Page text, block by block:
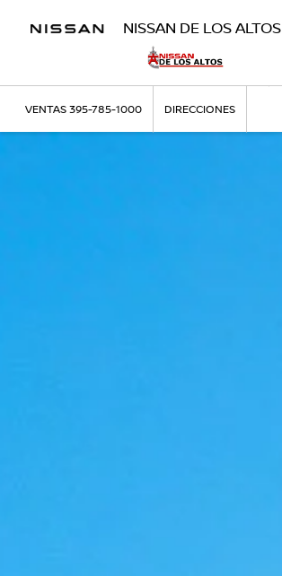
NISSAN DE LOS ALTOS
VENTAS395-785-1000 DIRECCIONES